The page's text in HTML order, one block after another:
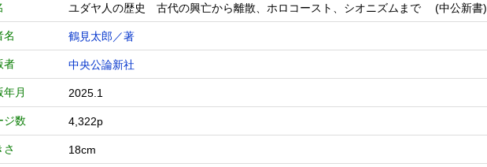
ユダヤ人の歴史 古代の興亡から離散、ホロコースト、シオニズムまで (中公新書)
名 鶴見太郎／著
者 中央公論新社
年月 2025.1
ジ数 4,322p
さ 18cm